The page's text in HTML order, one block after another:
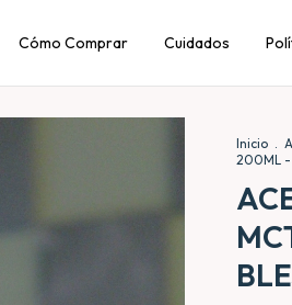
Cómo Comprar Cuidados
Inicio .
200ML -